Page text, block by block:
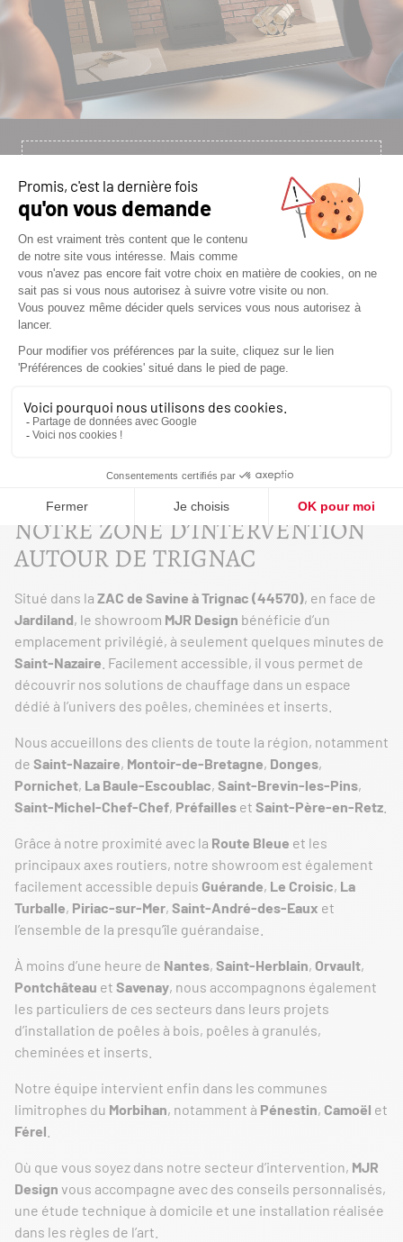
ESTIMER LA PUISSANCE DE
VOTRE FUTUR APPAREIL DE
CHAUFFAGE
Vous avez un projet de chauffage ou
d’aménagement ? Poêle à bois ou granulés,
cheminée ou cuisinière : commencez par une
simulation.
Un premier pas rapide vers un confort thermique
J'ESTIME MA PUISSANCE
NOTRE ZONE D’INTERVENTION
AUTOUR DE TRIGNAC
Situé dans la ZAC de Savine à Trignac (44570), en face de
Jardiland, le showroom MJR Design bénéficie d’un
emplacement privilégié, à seulement quelques minutes de
Saint-Nazaire . Facilement accessible, il vous permet de
découvrir nos solutions de chauffage dans un espace
dédié à l’univers des poêles, cheminées et inserts.
Nous accueillons des clients de toute la région, notamment
de Saint-Nazaire, Montoir-de-Bretagne, Donges,
Pornichet, La Baule-Escoublac, Saint-Brevin-les-Pins,
Saint-Michel-Chef-Chef, Préfailles et Saint-Père-en-Retz
Grâce à notre proximité avec la Route Bleue et les
principaux axes routiers, notre showroom est également
facilement accessible depuis Guérande, Le Croisic, La
Turballe, Piriac-sur-Mer, Saint-André-des-Eaux et
l’ensemble de la presqu’île guérandaise.
À moins d’une heure de Nantes, Saint-Herblain, Orvault,
Pontchâteau et Savenay, nous accompagnons également
les particuliers de ces secteurs dans leurs projets
d’installation de poêles à bois, poêles à granulés,
cheminées et inserts.
Notre équipe intervient enfin dans les communes
limitrophes du Morbihan, notamment à Pénestin, Camoël et
Férel
Où que vous soyez dans notre secteur d’intervention, MJR
Design vous accompagne avec des conseils personnalisés,
une étude technique à domicile et une installation réalisée
dans les règles de l’art.